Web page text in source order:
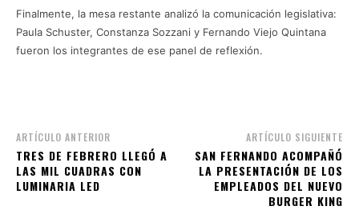
Finalmente, la mesa restante analizó la comunicación legislativa:
Paula Schuster, Constanza Sozzani y Fernando Viejo Quintana
fueron los integrantes de ese panel de reflexión.
ARTÍCULO ANTERIOR
TRES DE FEBRERO LLEGÓ A
LAS MIL CUADRAS CON
LUMINARIA LED
ARTÍCULO SIGUIENTE
SAN FERNANDO ACOMPAÑÓ
LA PRESENTACIÓN DE LOS
EMPLEADOS DEL NUEVO
BURGER KING